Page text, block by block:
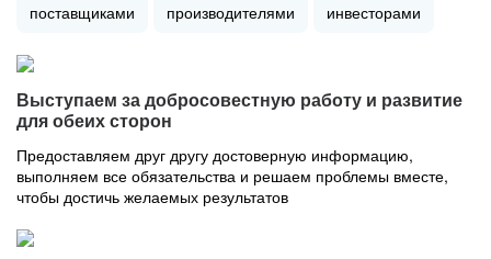
поставщиками производителями инвесторами
Выступаем за добросовестную работу и развитие
для обеих сторон
Предоставляем друг другу достоверную информацию,
выполняем все обязательства и решаем проблемы вместе,
чтобы достичь желаемых результатов